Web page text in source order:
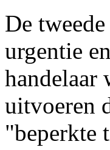
De
urgentie
handelaar
uitvoeren
"beperkte